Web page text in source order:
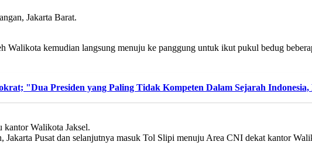
Jakarta Barat.
kemudian langsung menuju ke panggung untuk ikut pukul bedug
"Dua Presiden yang Paling Tidak Kompeten Dalam Sejarah
kantor Walikota Jaksel.
Jakarta Pusat dan selanjutnya masuk Tol Slipi menuju Area CNI dekat kantor